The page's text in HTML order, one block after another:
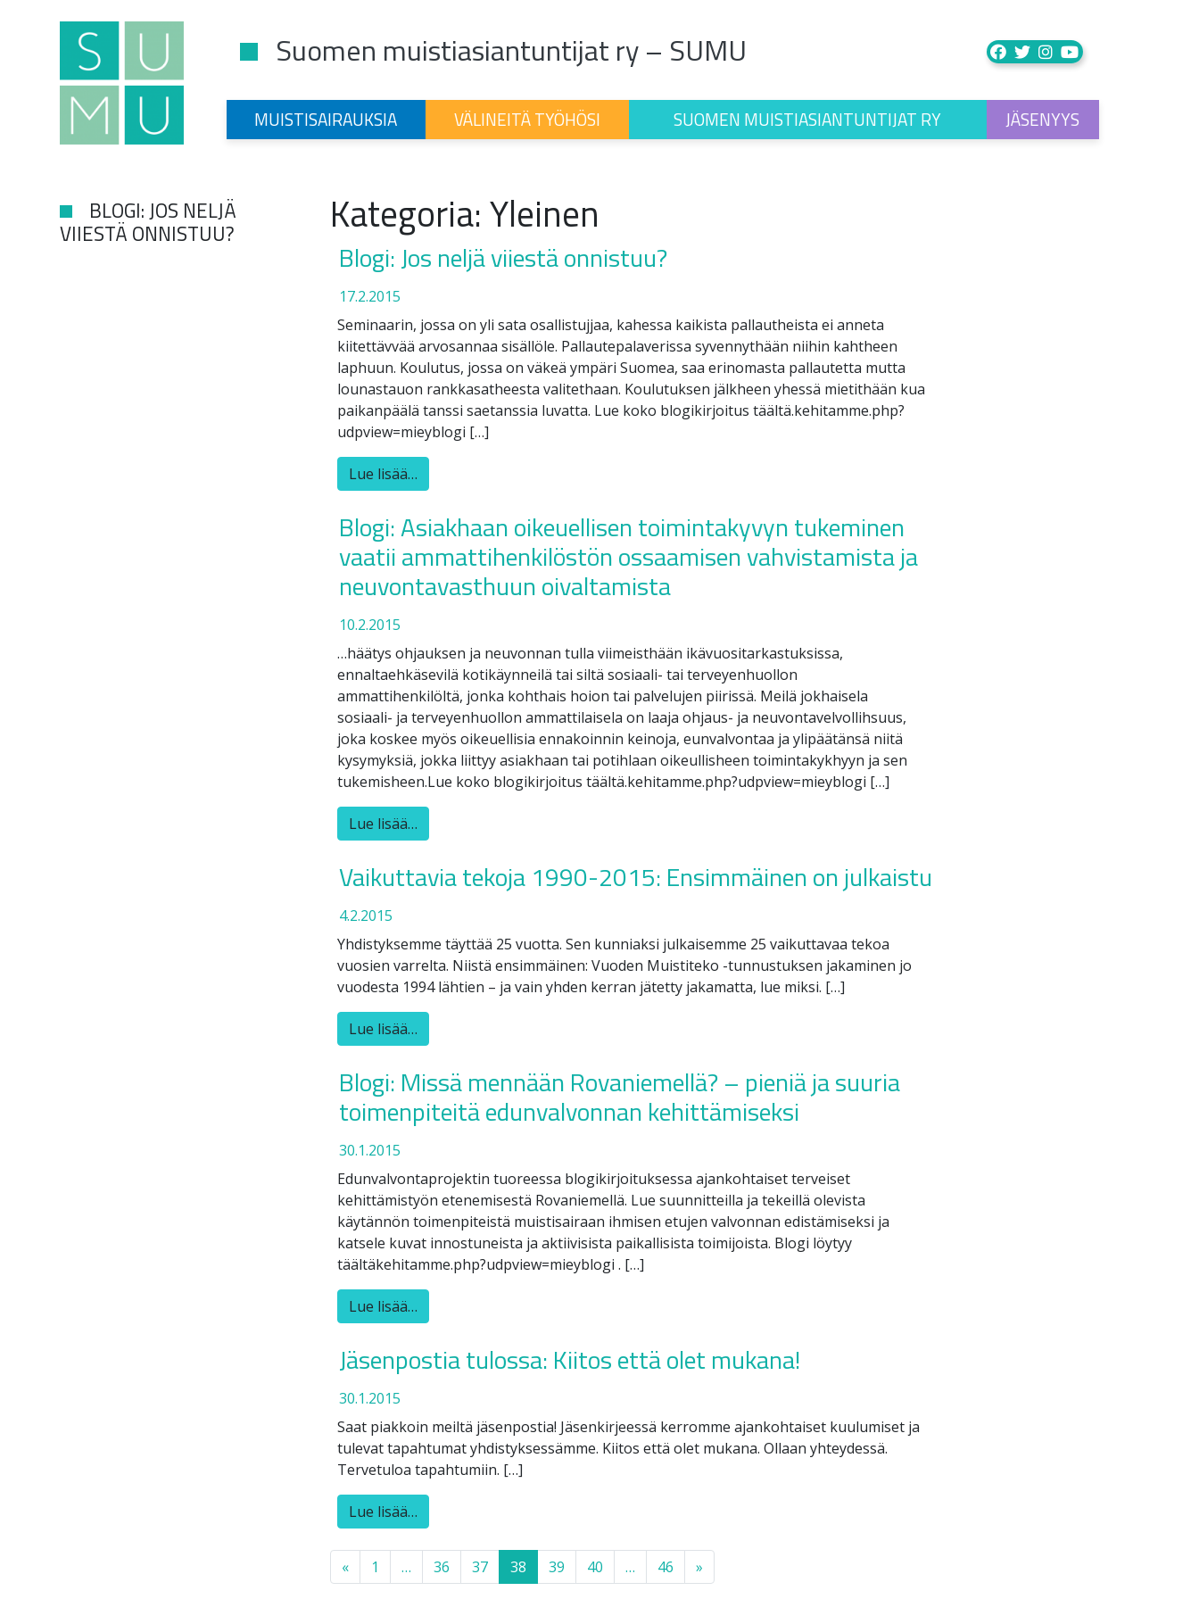
Main Navigation
Suomen muistiasiantuntijat ry – SUMU
MUISTISAIRAUKSIA VÄLINEITÄ TYÖHÖSI SUOMEN MUISTIASIANTUNTIJAT RY JÄSENYYS
BLOGI: JOS NELJÄ
VIIESTÄ ONNISTUU? Kategoria:Yleinen
Blogi: Jos neljä viiestä onnistuu?
17.2.2015
Seminaarin, jossa on yli sata osallistujjaa, kahessa kaikista pallautheista ei anneta
kiitettävvää arvosannaa sisällöle. Pallautepalaverissa syvennythään niihin kahtheen
laphuun. Koulutus, jossa on väkeä ympäri Suomea, saa erinomasta pallautetta mutta
lounastauon rankkasatheesta valitethaan. Koulutuksen jälkheen yhessä mietithään kua
paikanpäälä tanssi saetanssia luvatta. Lue koko blogikirjoitus täältä.kehitamme.php?
udpview=mieyblogi […]
Lue lisää…
Blogi: Asiakhaan oikeuellisen toimintakyvyn tukeminen
vaatii ammattihenkilöstön ossaamisen vahvistamista ja
neuvontavasthuun oivaltamista
10.2.2015
…häätys ohjauksen ja neuvonnan tulla viimeisthään ikävuositarkastuksissa,
ennaltaehkäsevilä kotikäynneilä tai siltä sosiaali- tai terveyenhuollon
ammattihenkilöltä, jonka kohthais hoion tai palvelujen piirissä. Meilä jokhaisela
sosiaali- ja terveyenhuollon ammattilaisela on laaja ohjaus- ja neuvontavelvollihsuus,
joka koskee myös oikeuellisia ennakoinnin keinoja, eunvalvontaa ja ylipäätänsä niitä
kysymyksiä, jokka liittyy asiakhaan tai potihlaan oikeullisheen toimintakykhyyn ja sen
tukemisheen.Lue koko blogikirjoitus täältä.kehitamme.php?udpview=mieyblogi […]
Lue lisää…
Vaikuttavia tekoja 1990-2015: Ensimmäinen on julkaistu
4.2.2015
Yhdistyksemme täyttää 25 vuotta. Sen kunniaksi julkaisemme 25 vaikuttavaa tekoa
vuosien varrelta. Niistä ensimmäinen: Vuoden Muistiteko -tunnustuksen jakaminen jo
vuodesta 1994 lähtien – ja vain yhden kerran jätetty jakamatta, lue miksi. […]
Lue lisää…
Blogi: Missä mennään Rovaniemellä? – pieniä ja suuria
toimenpiteitä edunvalvonnan kehittämiseksi
30.1.2015
Edunvalvontaprojektin tuoreessa blogikirjoituksessa ajankohtaiset terveiset
kehittämistyön etenemisestä Rovaniemellä. Lue suunnitteilla ja tekeillä olevista
käytännön toimenpiteistä muistisairaan ihmisen etujen valvonnan edistämiseksi ja
katsele kuvat innostuneista ja aktiivisista paikallisista toimijoista. Blogi löytyy
täältäkehitamme.php?udpview=mieyblogi . […]
Lue lisää…
Jäsenpostia tulossa: Kiitos että olet mukana!
30.1.2015
Saat piakkoin meiltä jäsenpostia! Jäsenkirjeessä kerromme ajankohtaiset kuulumiset ja
tulevat tapahtumat yhdistyksessämme. Kiitos että olet mukana. Ollaan yhteydessä.
Tervetuloa tapahtumiin. […]
Lue lisää…
Posts navigation
« 1 … 36 37 38 39 40 … 46 »